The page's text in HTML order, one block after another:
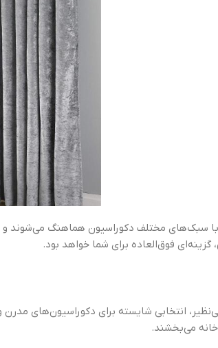
مختلف دکوراسیون هماهنگ می‌شوند و
فوق‌العاده برای شما خواهد بود.
انتخابی شایسته برای دکوراسیون‌های
می‌بخشند.